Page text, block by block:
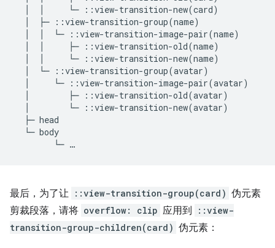
  │  │     └─ ::view-transition-new(card)
  │  ├─ ::view-transition-group(name)
  │  │  └─ ::view-transition-image-pair(name)
  │  │     ├─ ::view-transition-old(name)
  │  │     └─ ::view-transition-new(name)
  │  └─ ::view-transition-group(avatar)
  │     └─ ::view-transition-image-pair(avatar)
  │        ├─ ::view-transition-old(avatar)
  │        └─ ::view-transition-new(avatar)
  ├─ head
  └─ body
最后，为了让 ::view-transition-group(card) 伪元素
剪裁段落，请将 overflow: clip 应用到
::view-
transition-group-children(card) 伪元素：